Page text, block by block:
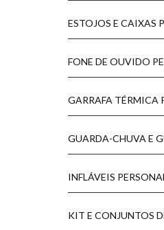
ESTOJOS E CAIXAS
FONE DE OUVIDO
GARRAFA TÉRMICA
GUARDA-CHUVA E
INFLÁVEIS
KIT E CONJUNTOS